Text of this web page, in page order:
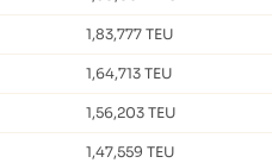
1,83,777 TEU
1,64,713 TEU
1,56,203 TEU
1,47,559 TEU